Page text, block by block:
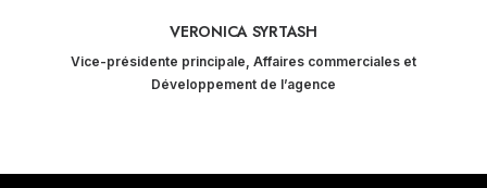
VERONICA SYRTASH
Vice-présidente principale, Affaires commerciales et
Développement de l’agence